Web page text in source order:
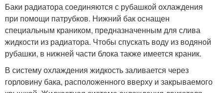
Баки радиатора соединяются с рубашкой охлаждения
при помощи патрубков. Нижний бак оснащен
специальным краником, предназначенным для слива
жидкости из радиатора. Чтобы спускать воду из водяной
рубашки, в нижней части блока также имеется краник.
В систему охлаждения жидкость заливается через
горловину бака, расположенного вверху и закрываемого